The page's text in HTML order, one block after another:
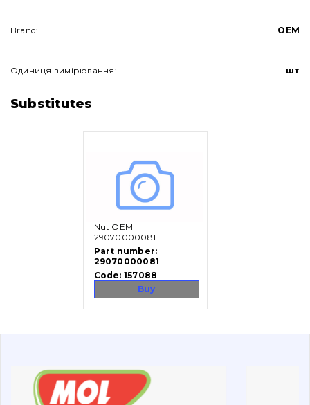
About Us
Filters and lubricants
Cutting edges and blades
Brand: OEM
Одиниця вимірювання: шт
Substitutes
Nut OEM
29070000081
Part number:
29070000081
Code: 157088
Buy